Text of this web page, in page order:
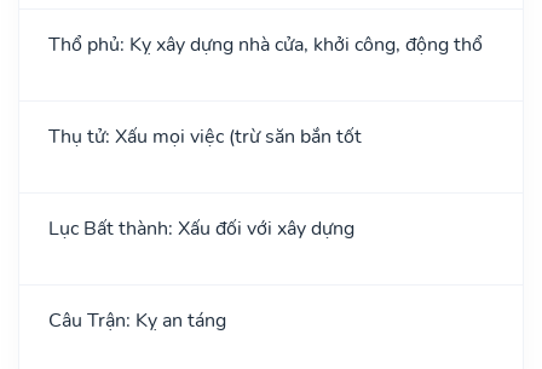
Thổ phủ: Kỵ xây dựng nhà cửa, khởi công, động thổ
Thụ tử: Xấu mọi việc (trừ săn bắn tốt
Lục Bất thành: Xấu đối với xây dựng
Câu Trận: Kỵ an táng